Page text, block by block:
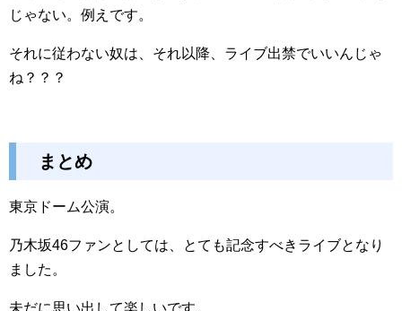
じゃない。例えです。
それに従わない奴は、それ以降、ライブ出禁でいいんじゃ
ね？？？
まとめ
東京ドーム公演。
乃木坂46ファンとしては、とても記念すべきライブとなり
ました。